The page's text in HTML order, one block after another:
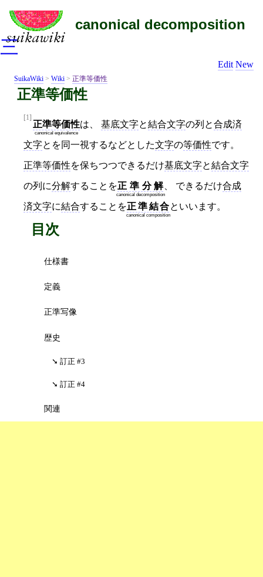
canonical decomposition
Edit New
SuikaWiki > Wiki > 正準等価性
正準等価性
[1]
正準等価性
canonical equivalence
は、 基底文字と結合文字の列と合成済
文字とを同一視するなどとした文字の等価性です。
正準等価性を保ちつつできるだけ基底文字と結合文字
の列に分解することを正準分解
canonical decomposition
、 できるだけ合成
済文字に結合することを正準結合
canonical composition
といいます。
目次
仕様書
定義
正準写像
歴史
訂正 #3
訂正 #4
関連
三